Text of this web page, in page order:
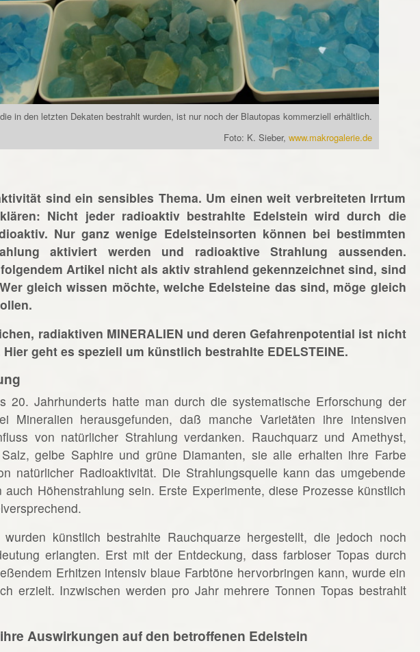
in den letzten Dekaten bestrahlt wurden, ist nur noch der Blautopas kommerziell erhältlich.
Foto: K. Sieber,www.makrogalerie.de
sind ein sensibles Thema. Um einen weit verbreiteten Irrtum
Nicht jeder radioaktiv bestrahlte Edelstein wird durch die
Nur ganz wenige Edelsteinsorten können bei bestimmten
aktiviert werden und radioaktive Strahlung aussenden.
Artikel nicht als aktiv strahlend gekennzeichnet sind, sind
gleich wissen möchte, welche Edelsteine das sind, möge gleich
radiaktiven MINERALIEN und deren Gefahrenpotential ist nicht
geht es speziell um künstlich bestrahlte EDELSTEINE.
20. Jahrhunderts hatte man durch die systematische Erforschung der
Mineralien herausgefunden, daß manche Varietäten ihre intensiven
von natürlicher Strahlung verdanken. Rauchquarz und Amethyst,
gelbe Saphire und grüne Diamanten, sie alle erhalten ihre Farbe
natürlicher Radioaktivität. Die Strahlungsquelle kann das umgebende
Höhenstrahlung sein. Erste Experimente, diese Prozesse künstlich
künstlich bestrahlte Rauchquarze hergestellt, die jedoch noch
erlangten. Erst mit der Entdeckung, dass farbloser Topas durch
Erhitzen intensiv blaue Farbtöne hervorbringen kann, wurde ein
erzielt. Inzwischen werden pro Jahr mehrere Tonnen Topas bestrahlt
Auswirkungen auf den betroffenen Edelstein